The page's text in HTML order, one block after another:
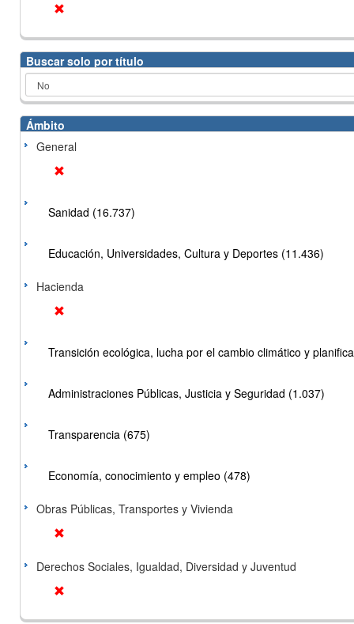
Buscar solo por título
Ámbito
General
Sanidad (16.737)
Educación, Universidades, Cultura y Deportes (11.436)
Hacienda
Transición ecológica, lucha por el cambio climático y
Administraciones Públicas, Justicia y Seguridad (1.037)
Transparencia (675)
Economía, conocimiento y empleo (478)
Obras Públicas, Transportes y Vivienda
Derechos Sociales, Igualdad, Diversidad y Juventud